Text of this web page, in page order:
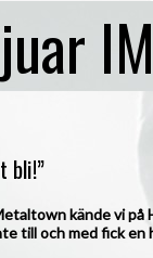
bli!”
kände vi
till och med fick en